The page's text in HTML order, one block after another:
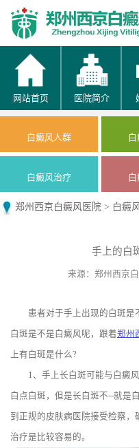
网站首页 医院简介
白癜风人群 白
白癜风治疗
郑州西京白癜风医院 > 白癜
手上的白
来源：郑州西京
患者对于手上出现的白斑是
白斑是不是白癜风呢，跟着郑州
上有白斑是什么?
1、手上长白斑可能与白癜风
白点白斑，但是长白斑不--就是
到正规的皮肤病医院接受检察
治疗是比较容易的。